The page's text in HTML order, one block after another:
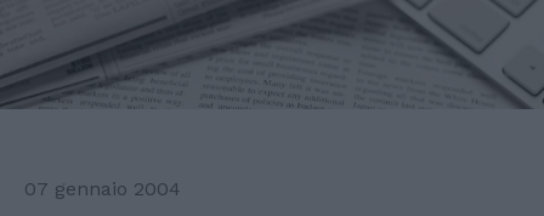
07 gennaio 2004